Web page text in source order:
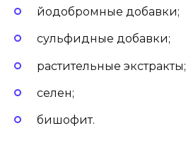
йодобромные добавки;
сульфидные добавки;
растительные экстракты;
селен;
бишофит.